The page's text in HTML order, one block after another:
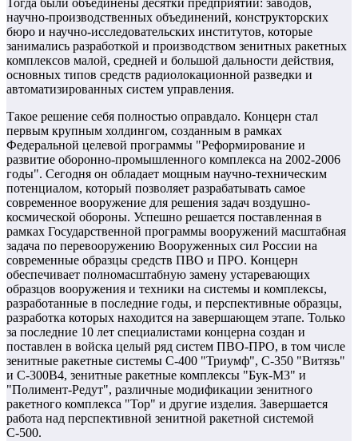
Тогда были объединены десятки предприятий: заводов,
научно-производственных объединений, конструкторских
бюро и научно-исследовательских институтов, которые
занимались разработкой и производством зенитных ракетных
комплексов малой, средней и большой дальности действия,
основных типов средств радиолокационной разведки и
автоматизированных систем управления.
Такое решение себя полностью оправдало. Концерн стал
первым крупным холдингом, созданным в рамках
Федеральной целевой программы "Реформирование и
развитие оборонно-промышленного комплекса на 2002-2006
годы". Сегодня он обладает мощным научно-техническим
потенциалом, который позволяет разрабатывать самое
современное вооружение для решения задач воздушно-
космической обороны. Успешно решается поставленная в
рамках Государственной программы вооружений масштабная
задача по перевооружению Вооруженных сил России на
современные образцы средств ПВО и ПРО. Концерн
обеспечивает полномасштабную замену устаревающих
образцов вооружения и техники на системы и комплексы,
разработанные в последние годы, и перспективные образцы,
разработка которых находится на завершающем этапе. Только
за последние 10 лет специалистами концерна создан и
поставлен в войска целый ряд систем ПВО-ПРО, в том числе
зенитные ракетные системы С-400 "Триумф", С-350 "Витязь"
и С-300В4, зенитные ракетные комплексы "Бук-М3" и
"Полимент-Редут", различные модификации зенитного
ракетного комплекса "Тор" и другие изделия. Завершается
работа над перспективной зенитной ракетной системой
С-500.